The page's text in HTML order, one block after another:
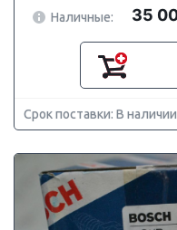
Наличные:
35
Срок поставки: В наличии